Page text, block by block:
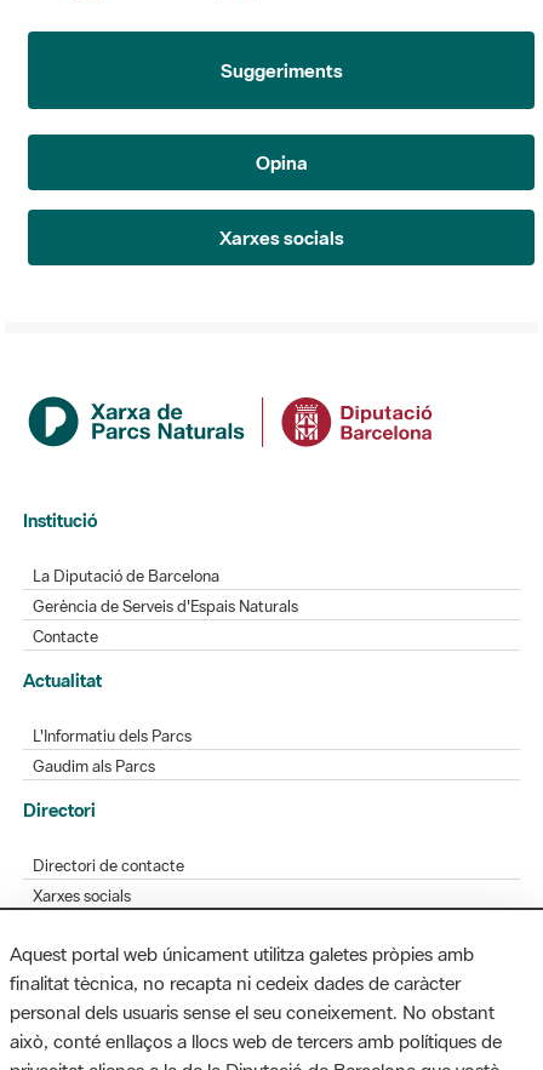
Suggeriments
Opina
Xarxes socials
Institució
La Diputació de Barcelona
Gerència de Serveis d'Espais Naturals
Contacte
Actualitat
L'Informatiu dels Parcs
Gaudim als Parcs
Directori
Directori de contacte
Xarxes socials
Bústia de suggeriments
Opineu sobre els parcs
Aquest portal web únicament utilitza galetes pròpies amb
finalitat tècnica, no recapta ni cedeix dades de caràcter
personal dels usuaris sense el seu coneixement. No obstant
això, conté enllaços a llocs web de tercers amb polítiques de